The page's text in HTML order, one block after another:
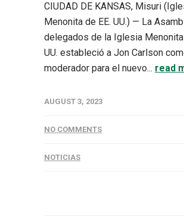
CIUDAD DE KANSAS, Misuri
Menonita de EE. UU.) — La
delegados de la Iglesia Menonita
UU. estableció a Jon Carlson
moderador para el nuevo... read
AUGUST 3, 2023
NO COMMENTS
NOTICIAS